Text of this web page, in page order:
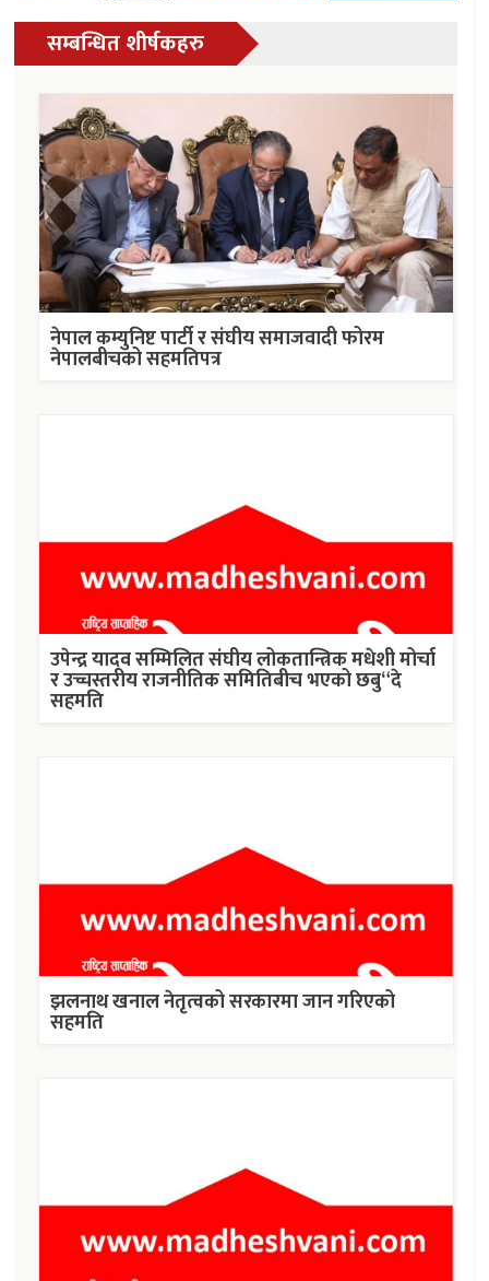
सम्बन्धित शीर्षकहरु
नेपाल कम्युनिष्ट पार्टी र संघीय समाजवादी फोरम
नेपालबीचको सहमतिपत्र
उपेन्द्र यादव सम्मिलित संघीय लोकतान्त्रिक मधेशी मोर्चा
र उच्चस्तरीय राजनीतिक समितिबीच भएको छबु“दे
सहमति
झलनाथ खनाल नेतृत्वको सरकारमा जान गरिएको
सहमति